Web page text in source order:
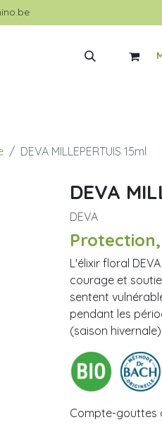
DEVA MILLEPERTUIS 15ml
DEVA
DEVA
L'élixir floral
courage et
sentent
pendant les
(saison hivernale).
Compte-gouttes